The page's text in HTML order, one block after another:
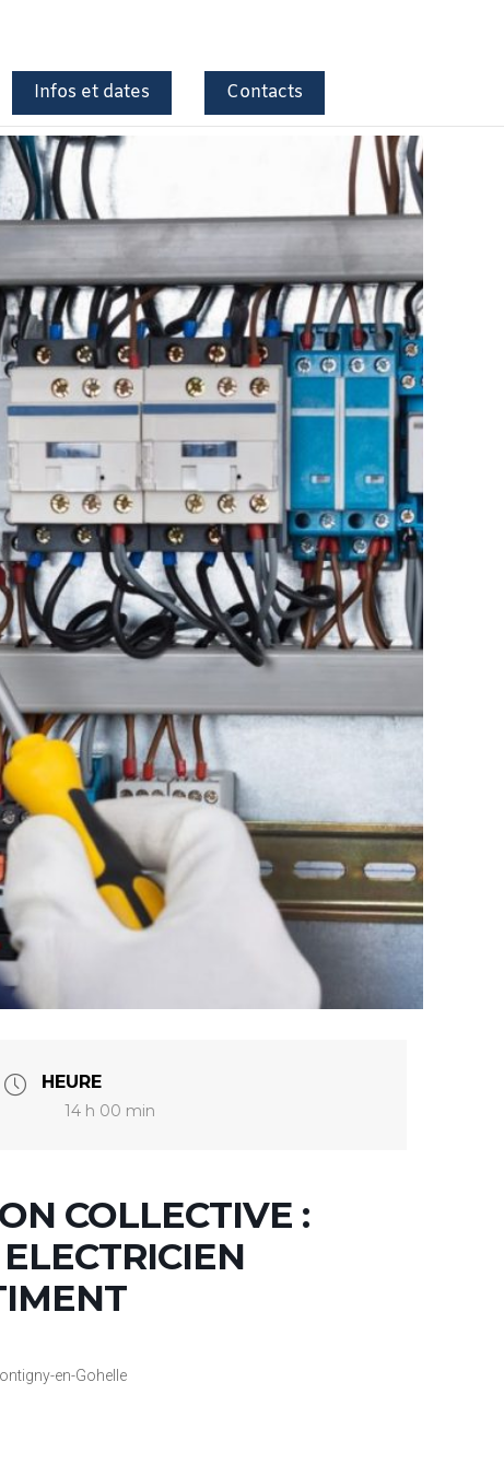
Infos et dates Contacts
HEURE
14 h 00 min
COLLECTIVE :
en-Gohelle